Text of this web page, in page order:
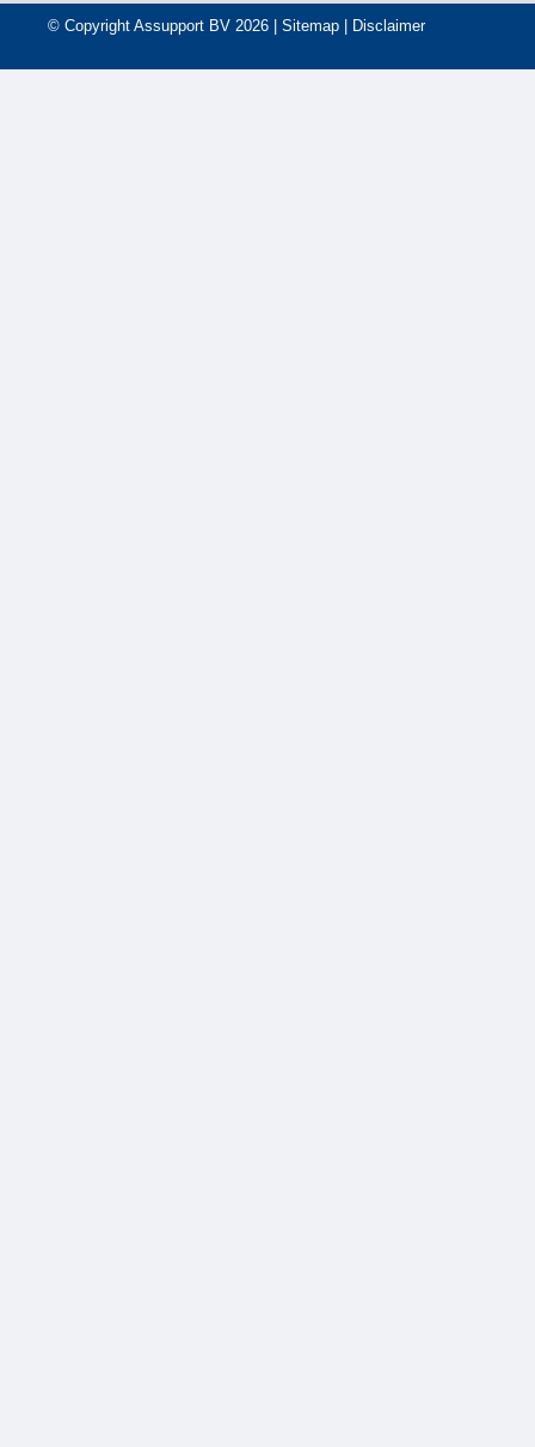
© Copyright Assupport BV 2026 | Sitemap | Disclaimer